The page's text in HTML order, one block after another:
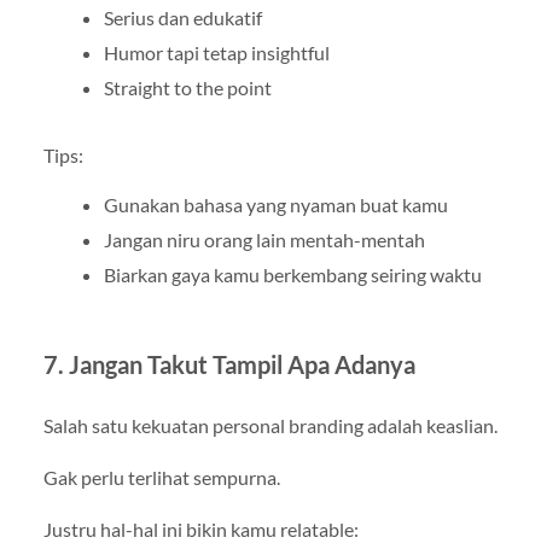
Serius dan edukatif
Humor tapi tetap insightful
Straight to the point
Tips:
Gunakan bahasa yang nyaman buat kamu
Jangan niru orang lain mentah-mentah
Biarkan gaya kamu berkembang seiring waktu
7. Jangan Takut Tampil Apa Adanya
Salah satu kekuatan personal branding adalah keaslian.
Gak perlu terlihat sempurna.
Justru hal-hal ini bikin kamu relatable: